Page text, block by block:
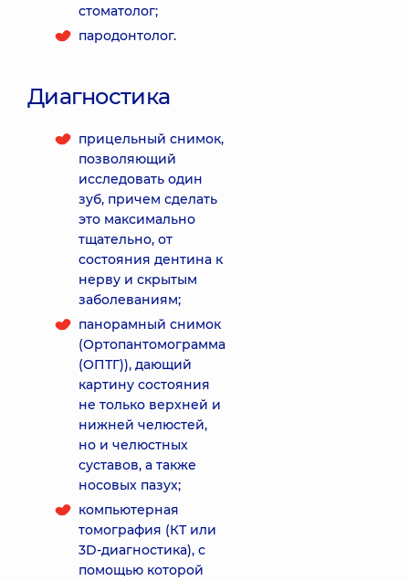
стоматолог;
пародонтолог.
Диагностика
прицельный снимок,
позволяющий
исследовать один
зуб, причем сделать
это максимально
тщательно, от
состояния дентина к
нерву и скрытым
заболеваниям;
панорамный снимок
(Ортопантомограмма
(ОПТГ)), дающий
картину состояния
не только верхней и
нижней челюстей,
но и челюстных
суставов, а также
носовых пазух;
компьютерная
томография (КТ или
3D-диагностика), с
помощью которой